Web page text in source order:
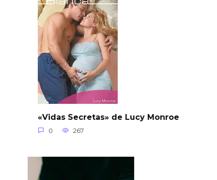
«Vidas Secretas» de Lucy Monroe
0 267